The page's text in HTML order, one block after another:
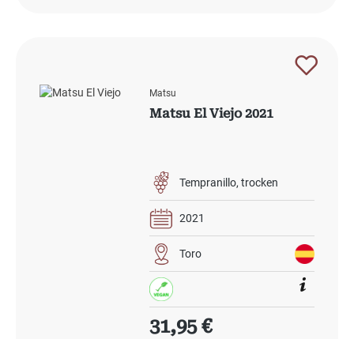
Matsu
Matsu El Viejo 2021
Tempranillo trocken
2021
Toro
Regulärer Preis:
31,95 €